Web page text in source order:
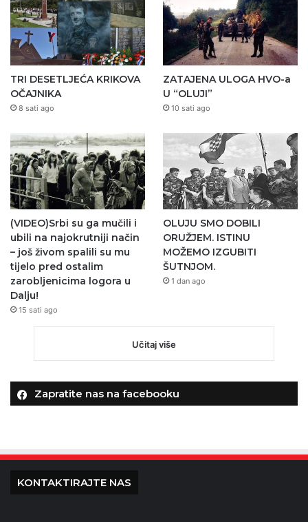
TRI DESETLJEĆA KRIKOVA
OČAJNIKA
8 sati ago
ZATAJENA ULOGA HVO-a
U “OLUJI”
10 sati ago
(VIDEO)Srbi su ga mučili i
ubili na najokrutniji način
– još živom spalili su mu
tijelo pred ostalim
zarobljenicima logora u
Dalju!
15 sati ago
OLUJU SMO DOBILI
ORUŽJEM. ISTINU
MOŽEMO IZGUBITI
ŠUTNJOM.
1 dan ago
Učitaj više
Zapratite nas na facebooku
KONTAKTIRAJTE NAS